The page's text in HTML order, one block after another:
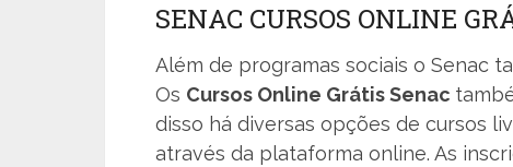
SENAC CURSOS ONLINE
Além de programas sociais o Senac
Os Cursos Online Grátis Senac
disso há diversas opções de cursos
através da plataforma online. As